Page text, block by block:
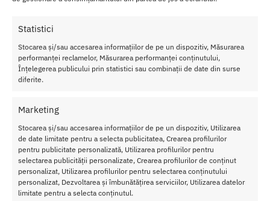
Statistici
Stocarea și/sau accesarea informațiilor de pe un dispozitiv, Măsurarea
performanței reclamelor, Măsurarea performanței conținutului,
Înțelegerea publicului prin statistici sau combinații de date din surse
diferite.
Marketing
Stocarea și/sau accesarea informațiilor de pe un dispozitiv, Utilizarea
de date limitate pentru a selecta publicitatea, Crearea profilurilor
pentru publicitate personalizată, Utilizarea profilurilor pentru
selectarea publicității personalizate, Crearea profilurilor de conținut
personalizat, Utilizarea profilurilor pentru selectarea conținutului
personalizat, Dezvoltarea și îmbunătățirea serviciilor, Utilizarea datelor
limitate pentru a selecta conținutul.
de Baie LoveBath,se dizolva si se re-formeaza in mii de margele
de gel perlate, delicate care invelesc corpul, hidrateaza si lasa
pielea matasoasa. LoveBath prezinta o oaza a placerii ce umple
camera cu un parfum subtil.
Cantitate:650 gr.
Arome Disponibile:Love Bath OceanTemptations,Love Bath